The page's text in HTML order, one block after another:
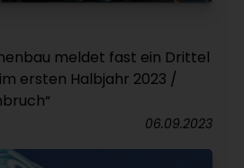
meldet fast ein Drittel
ersten Halbjahr 2023 /
06.09.2023